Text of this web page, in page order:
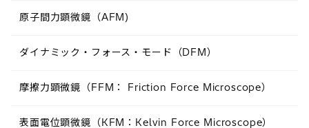
原子間力顕微鏡（AFM)
ダイナミック・フォース・モード（DFM）
摩擦力顕微鏡（FFM： Friction Force Microscope）
表面電位顕微鏡（KFM：Kelvin Force Microscope）